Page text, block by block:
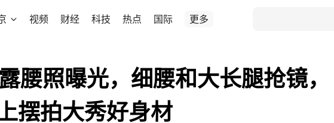
视频 财经 科技 热点 国际 更多
腰照曝光，细腰和大长腿抢镜，
摆拍大秀好身材